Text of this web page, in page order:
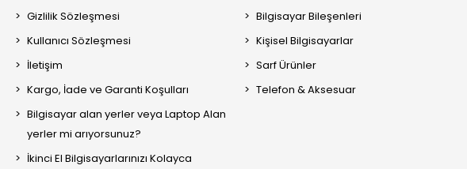
Gizlilik Sözleşmesi
Kullanıcı Sözleşmesi
İletişim
Kargo, İade ve Garanti Koşulları
Bilgisayar alan yerler veya Laptop Alan
yerler mi arıyorsunuz?
İkinci El Bilgisayarlarınızı Kolayca
Bilgisayar Bileşenleri
Kişisel Bilgisayarlar
Sarf Ürünler
Telefon & Aksesuar